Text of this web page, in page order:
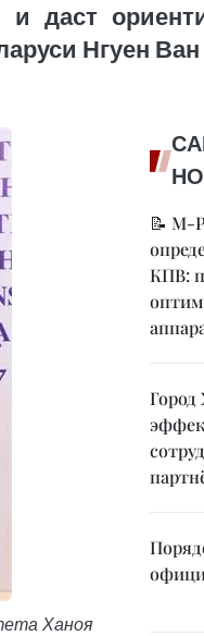
и даст
Нгуен Ван
Ханоя
📝 М-
КПВ: